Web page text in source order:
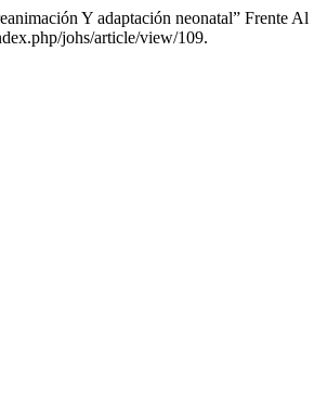
Y adaptación neonatal” Frente Al
johs/article/view/109.